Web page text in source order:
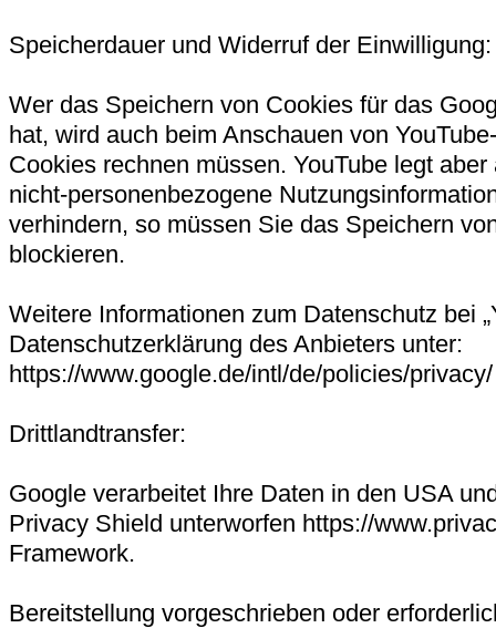
Speicherdauer und Widerruf der Einwilligung:
Wer das Speichern von Cookies für das
hat, wird auch beim Anschauen von
Cookies rechnen müssen. YouTube legt
nicht-personenbezogene
verhindern, so müssen Sie das Speichern
blockieren.
Weitere Informationen zum Datenschutz bei
Datenschutzerklärung des Anbieters unter:
https://www.google.de/intl/de/policies/privacy/
Drittlandtransfer:
Google verarbeitet Ihre Daten in den USA
Privacy Shield unterworfen https://
Framework.
Bereitstellung vorgeschrieben oder